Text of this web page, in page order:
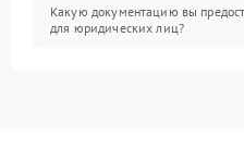
Какую документацию вы
для юридических лиц?